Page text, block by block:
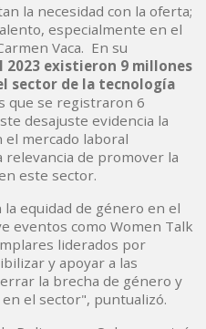
la necesidad con la oferta;
especialmente en el
Vaca. En su
2023 existieron 9 millones
sector de la tecnología
que se registraron 6
desajuste evidencia la
mercado laboral
relevancia de promover la
este sector.
la equidad de género en el
eventos como Women Talk
liderados por
y apoyar a las
la brecha de género y
el sector", puntualizó.